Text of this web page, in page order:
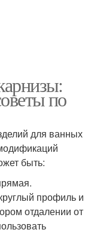
по
для ванных
быть:
профиль и
отдалении от